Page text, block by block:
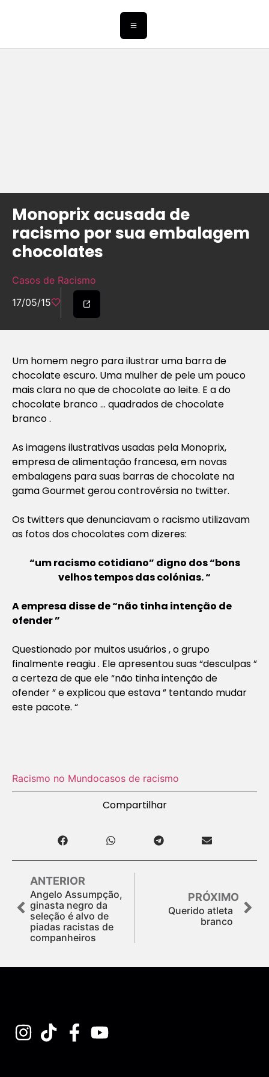
Monoprix acusada de
racismo por sua embalagem
chocolates
Casos de Racismo
17/05/15
Um homem negro para ilustrar uma barra de
chocolate escuro. Uma mulher de pele um pouco
mais clara no que de chocolate ao leite. E a do
chocolate branco … quadrados de chocolate
branco .
As imagens ilustrativas usadas pela Monoprix,
empresa de alimentação francesa, em novas
embalagens para suas barras de chocolate na
gama Gourmet gerou controvérsia no twitter.
Os twitters que denunciavam o racismo utilizavam
as fotos dos chocolates com dizeres:
“um racismo cotidiano” digno dos “bons
velhos tempos das colónias. “
A empresa disse de “não tinha intenção de
ofender ”
Questionado por muitos usuários , o grupo
finalmente reagiu . Ele apresentou suas “desculpas ”
a certeza de que ele “não tinha intenção de
ofender ” e explicou que estava ” tentando mudar
este pacote. “
Racismo no Mundocasos de racismo
Compartilhar
ANTERIOR
Angelo Assumpção,
ginasta negro da
seleção é alvo de
piadas racistas de
companheiros
PRÓXIMO
Querido atleta
branco